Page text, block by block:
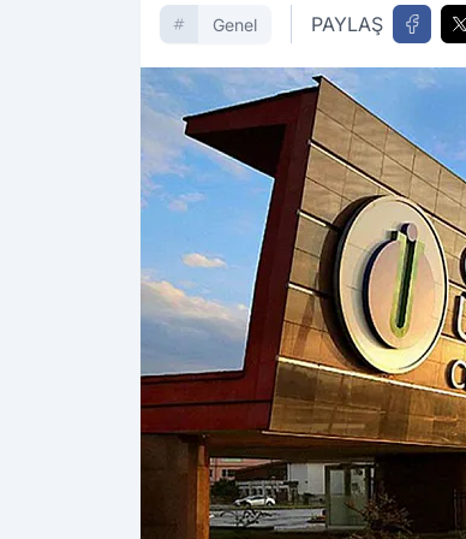
Genel PAYLAŞ